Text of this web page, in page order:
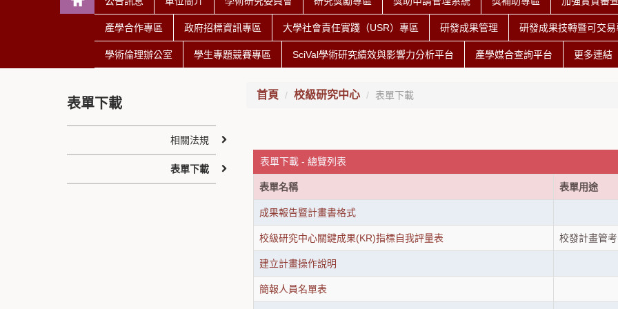
產學合作專區 政府招標資訊專區 大學社會責任實踐（USR）專區 研發成果管理 研發成果技轉暨可交
學術倫理辦公室 學生專題競賽專區 SciVal學術研究績效與影響力分析平台 產學媒合查詢平台 更多連結
首頁 校級研究中心 表單下載
表單下載 - 總覽列表
表單名稱 表單用途
成果報告暨計畫書格式
校級研究中心關鍵成果(KR)指標自我評量表 校發計畫管
建立計畫操作說明
簡報人員名單表
表單下載
相關法規
表單下載